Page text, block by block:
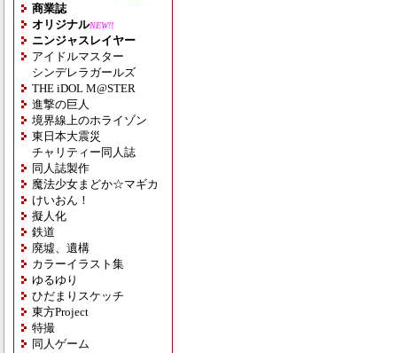
商業誌
オリジナルNEW!!
ニンジャスレイヤー
アイドルマスター
シンデレラガールズ
THE iDOL M@STER
進撃の巨人
境界線上のホライゾン
東日本大震災
チャリティー同人誌
同人誌製作
魔法少女まどか☆マギカ
けいおん！
擬人化
鉄道
廃墟、遺構
カラーイラスト集
ゆるゆり
ひだまりスケッチ
東方Project
特撮
同人ゲーム